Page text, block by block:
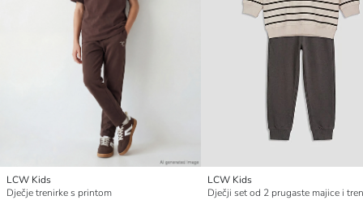
LCW Kids
Dječje trenirke s printom
LCW Kids